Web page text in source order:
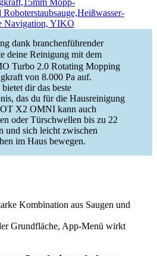
Navigation, YIKO
dank branchenführender
deine Reinigung mit dem
Turbo 2.0 Rotating Mopping
von 8.000 Pa auf.
dir das beste
das du für die Hausreinigung
X2 OMNI kann auch
oder Türschwellen bis zu 22
und sich leicht zwischen
im Haus bewegen.
Kombination aus Saugen und
Grundfläche, App-Menü wirkt